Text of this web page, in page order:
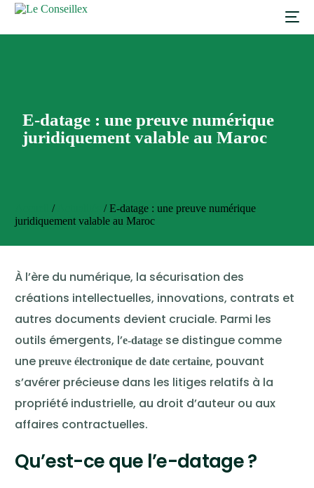
E-datage : une preuve numérique
juridiquement valable au Maroc
/ /E-datage : une preuve numérique
juridiquement valable au Maroc
À l’ère du numérique, la sécurisation des
créations intellectuelles, innovations, contrats et
autres documents devient cruciale. Parmi les
outils émergents, l’e-datagese distingue comme
une preuve électronique de date certaine, pouvant
s’avérer précieuse dans les litiges relatifs à la
propriété industrielle, au droit d’auteur ou aux
affaires contractuelles.
Qu’est-ce que l’e-datage ?